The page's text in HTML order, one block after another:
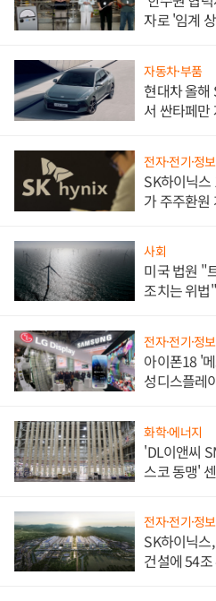
자로 '임계
자동차·부품
현대차 올해
서 싼타페만
전자·전기·정
SK하이닉
가 주주환원
사회
미국 법원 "
조치는 위법
전자·전기·정
아이폰18 '
성디스플레
화학·에너지
'DL이앤씨
스코 동맹'
전자·전기·정
SK하이닉스
건설에 54